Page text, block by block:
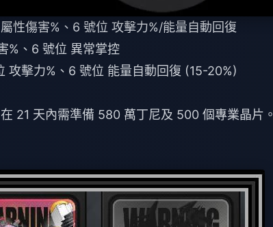
性傷害%、6 號位 攻擊力%/能量自動回復
%、6 號位 異常掌控
攻擊力%、6 號位 能量自動回復 (15-20%)
21 天內需準備 580 萬丁尼及 500 個專業晶片。